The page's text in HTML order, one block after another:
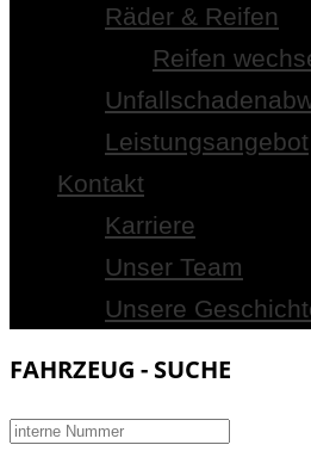
Räder & Reifen
Reifen
Leistungsangebot
Kontakt
Karriere
Unser Team
Unsere
FAHRZEUG - SUCHE